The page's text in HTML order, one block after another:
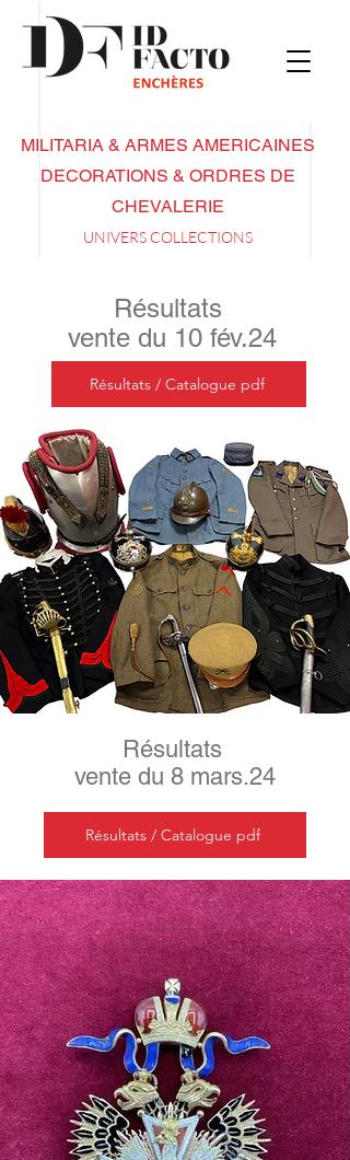
MILITARIA & ARMES AMERICAINES
DECORATIONS & ORDRES DE
CHEVALERIE
UNIVERS COL LECTIONS
Résultats
vente du 10 fév.24
Résultats / Catalogue pdf
Résultats
vente du 8 mars.24
Résultats / Catalogue pdf